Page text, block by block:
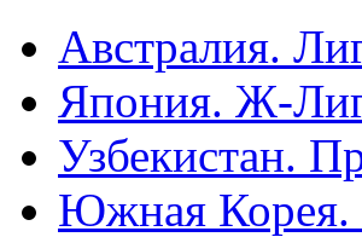
Австралия.
Япония. Ж-
Узбекистан.
Южная Корея.